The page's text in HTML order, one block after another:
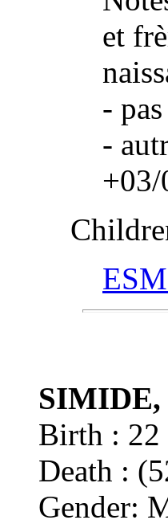
et
-
-
SIMIDE,
Birth : 22
Death :
Gender: